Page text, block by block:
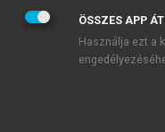
ÖSSZES APP
Használja ezt a